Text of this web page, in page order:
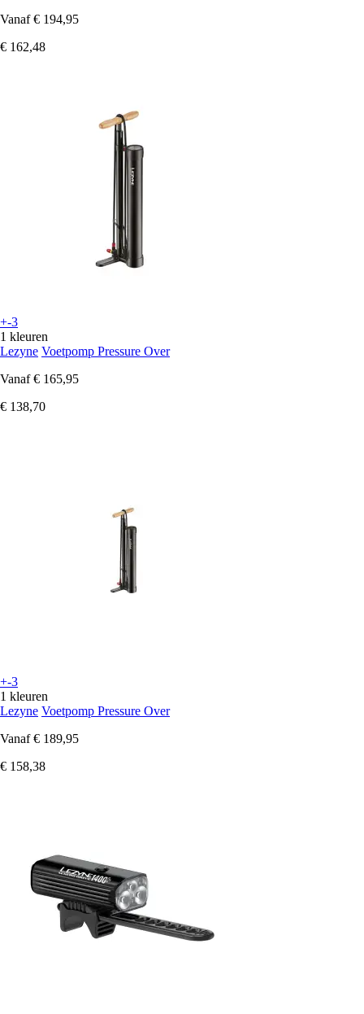
Vanaf € 194,95
€ 162,48
+-3
1 kleuren
Lezyne Voetpomp Pressure Over
Vanaf € 165,95
€ 138,70
+-3
1 kleuren
Lezyne Voetpomp Pressure Over
Vanaf € 189,95
€ 158,38